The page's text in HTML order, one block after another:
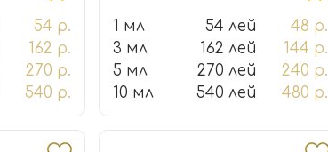
54 р.
162 р.
270 р.
540 р.
1 мл 54 лей
48 р.
3 мл
162 лей
144 р.
5 мл
270 лей
240 р.
10 мл
540 лей 480 р.